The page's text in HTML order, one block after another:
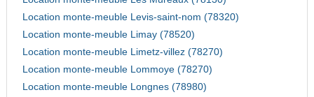
Location monte-meuble Levis-saint-nom (78320)
Location monte-meuble Limay (78520)
Location monte-meuble Limetz-villez (78270)
Location monte-meuble Lommoye (78270)
Location monte-meuble Longnes (78980)